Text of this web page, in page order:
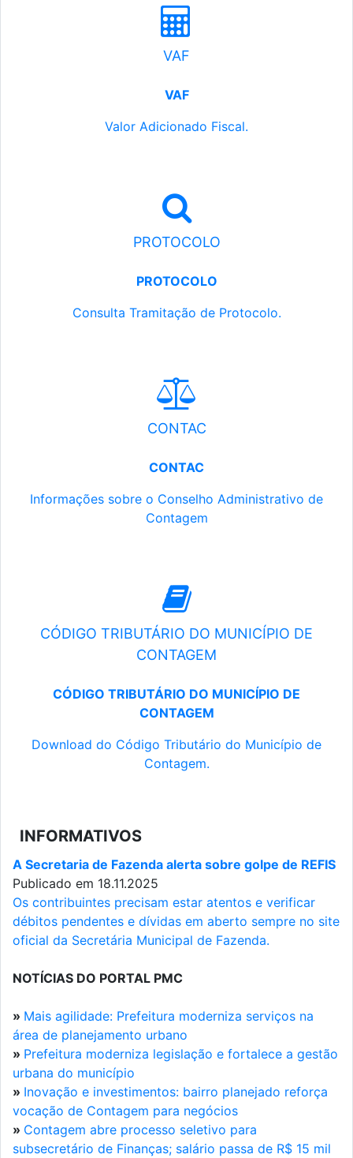
VAF
VAF
Valor Adicionado Fiscal.
PROTOCOLO
PROTOCOLO
Consulta Tramitação de Protocolo.
CONTAC
CONTAC
Informações sobre o Conselho Administrativo de
Contagem
CÓDIGO TRIBUTÁRIO DO MUNICÍPIO DE
CONTAGEM
CÓDIGO TRIBUTÁRIO DO MUNICÍPIO DE
CONTAGEM
Download do Código Tributário do Município de
Contagem.
INFORMATIVOS
A Secretaria de Fazenda alerta sobre golpe de REFIS
Publicado em 18.11.2025
Os contribuintes precisam estar atentos e verificar
débitos pendentes e dívidas em aberto sempre no site
oficial da Secretária Municipal de Fazenda.
NOTÍCIAS DO PORTAL PMC
» Mais agilidade: Prefeitura moderniza serviços na
área de planejamento urbano
» Prefeitura moderniza legislação e fortalece a gestão
urbana do município
» Inovação e investimentos: bairro planejado reforça
vocação de Contagem para negócios
» Contagem abre processo seletivo para
subsecretário de Finanças; salário passa de R$ 15 mil